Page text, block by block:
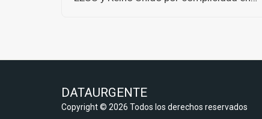
DATAURGENTE
Copyright © 2026 Todos los derechos reservados